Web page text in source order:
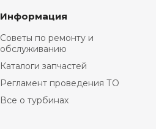
Информация
Советы по ремонту и
обслуживанию
Каталоги запчастей
Регламент проведения ТО
Все о турбинах